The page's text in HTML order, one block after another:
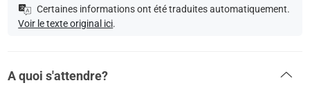
Certaines informations ont été traduites automatiquement.
Voir le texte original ici.
A quoi s'attendre?